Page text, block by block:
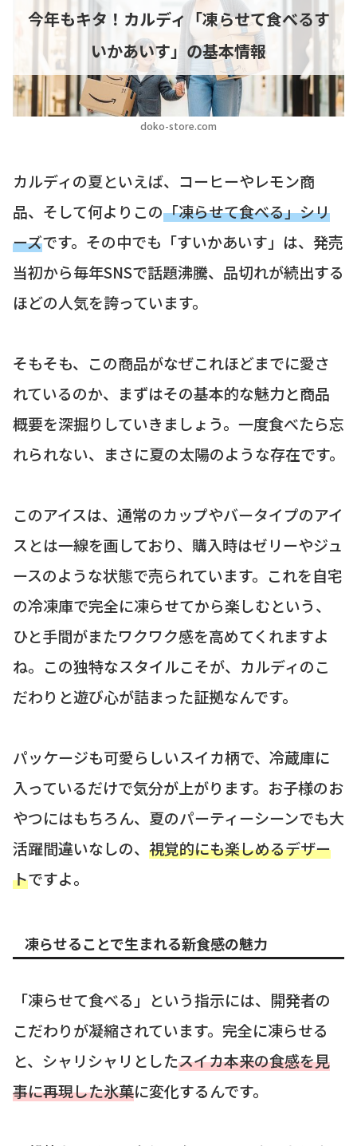
doko-store.com
今年もキタ！カルディ「凍らせて食べるす
いかあいす」の基本情報
カルディの夏といえば、コーヒーやレモン商
品、そして何よりこの「凍らせて食べる」シリ
ーズです。その中でも「すいかあいす」は、発売
当初から毎年SNSで話題沸騰、品切れが続出する
ほどの人気を誇っています。
そもそも、この商品がなぜこれほどまでに愛さ
れているのか、まずはその基本的な魅力と商品
概要を深掘りしていきましょう。一度食べたら忘
れられない、まさに夏の太陽のような存在です。
このアイスは、通常のカップやバータイプのアイ
スとは一線を画しており、購入時はゼリーやジュ
ースのような状態で売られています。これを自宅
の冷凍庫で完全に凍らせてから楽しむという、
ひと手間がまたワクワク感を高めてくれますよ
ね。この独特なスタイルこそが、カルディのこ
だわりと遊び心が詰まった証拠なんです。
パッケージも可愛らしいスイカ柄で、冷蔵庫に
入っているだけで気分が上がります。お子様のお
やつにはもちろん、夏のパーティーシーンでも大
活躍間違いなしの、 視覚的にも楽しめるデザー
トですよ。
凍らせることで生まれる新食感の魅力
「凍らせて食べる」という指示には、開発者の
こだわりが凝縮されています。完全に凍らせる
と、シャリシャリとしたスイカ本来の食感を見
事に再現した氷菓に変化するんです。